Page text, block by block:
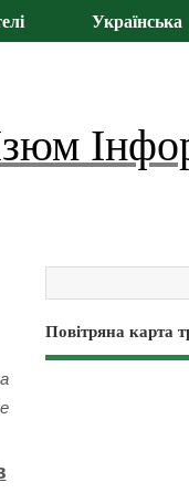
Українська
Повітряна карта